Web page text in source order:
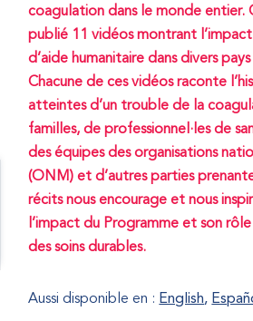
coagulation dans le monde entier.
publié 11 vidéos montrant
d’aide humanitaire dans divers
Chacune de ces vidéos raconte
atteintes d’un trouble de la
familles, de professionnel·les de
des équipes des organisations
(ONM) et d’autres parties
récits nous encourage et nous
l’impact du Programme et son
des soins durables.
Aussi disponible en : English